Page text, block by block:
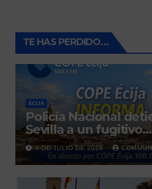
TE HAS PERDIDO...
ÉCIJA
Policía Nacional
Sevilla a un fugitivo
reclamado por
tras no regresar a
durante un permiso
penitenciario
4 DE JULIO DE 2026